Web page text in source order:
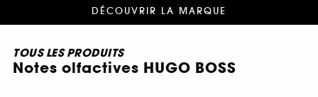
DÉCOUVRIR LA MARQUE
TOUS LES PRODUITS
Notes olfactives HUGO BOSS